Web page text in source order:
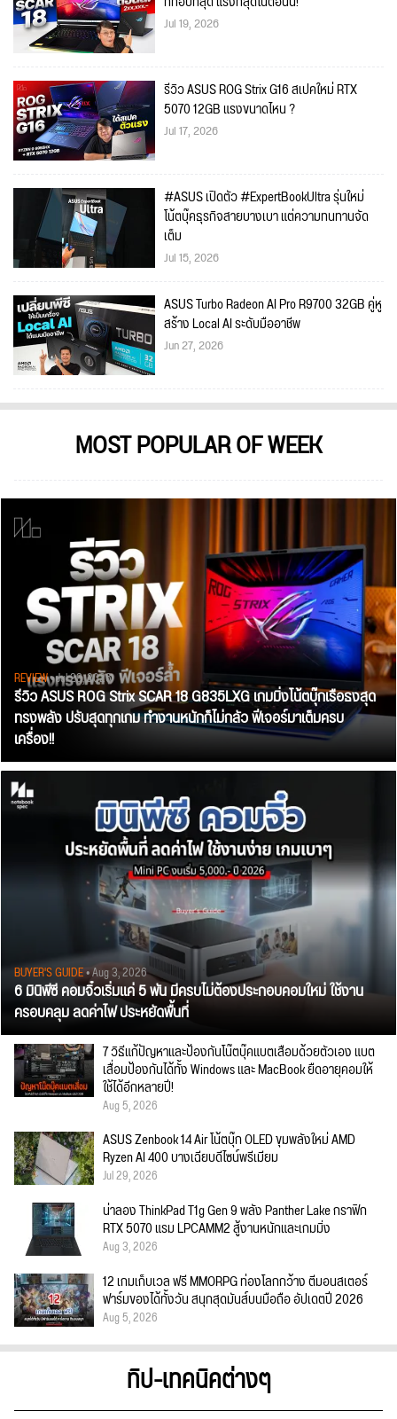
Jul 19, 2026
รีวิว ASUS ROG Strix G16 สเปคใหม่ RTX
5070 12GB แรงขนาดไหน ?
Jul 17, 2026
#ASUS เปิดตัว #ExpertBookUltra รุ่นใหม่
โน้ตบุ๊คธุรกิจสายบางเบา แต่ความทนทานจัด
เต็ม
Jul 15, 2026
ASUS Turbo Radeon AI Pro R9700 32GB คู่หู
สร้าง Local AI ระดับมืออาชีพ
Jun 27, 2026
MOST POPULAR OF WEEK
REVIEW• Jul 28, 2026
รีวิว ASUS ROG Strix SCAR 18 G835LXG เกมมิ่งโน้ตบุ๊กเรือธงสุด
ทรงพลัง ปรับสุดทุกเกม ทำงานหนักก็ไม่กลัว ฟีเจอร์มาเต็มครบ
เครื่อง!!
BUYER'S GUIDE• Aug 3, 2026
6 มินิพีซี คอมจิ๋วเริ่มแค่ 5 พัน มีครบไม่ต้องประกอบคอมใหม่ ใช้งาน
ครอบคลุม ลดค่าไฟ ประหยัดพื้นที่
7 วิธีแก้ปัญหาและป้องกันโน๊ตบุ๊คแบตเสื่อมด้วยตัวเอง แบต
เสื่อมป้องกันได้ทั้ง Windows และ MacBook ยืดอายุคอมให้
ใช้ได้อีกหลายปี!
Aug 5, 2026
ASUS Zenbook 14 Air โน้ตบุ๊ก OLED ขุมพลังใหม่ AMD
Ryzen AI 400 บางเฉียบดีไซน์พรีเมียม
Jul 29, 2026
น่าลอง ThinkPad T1g Gen 9 พลัง Panther Lake กราฟิก
RTX 5070 แรม LPCAMM2 สู้งานหนักและเกมมิ่ง
Aug 3, 2026
12 เกมเก็บเวล ฟรี MMORPG ท่องโลกกว้าง ตีมอนสเตอร์
ฟาร์มของได้ทั้งวัน สนุกสุดมันส์บนมือถือ อัปเดตปี 2026
Aug 5, 2026
ทิป-เทคนิคต่างๆ